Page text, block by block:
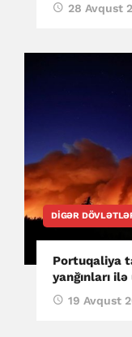
28 Avqust
DIGƏR
Portuqaliya
yanğınları
19 Avqust